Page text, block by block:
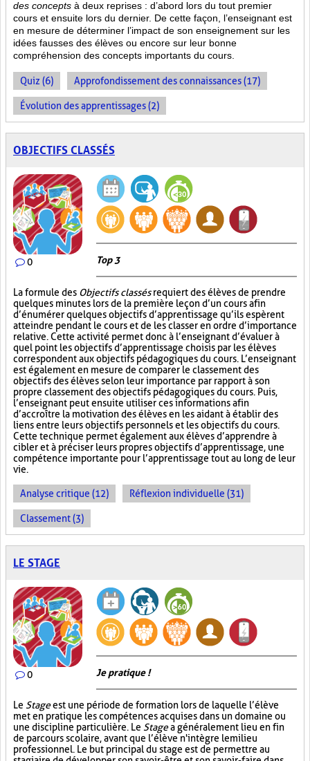
des concepts à deux reprises : d’abord lors du tout premier
cours et ensuite lors du dernier. De cette façon, l’enseignant est
en mesure de déterminer l’impact de son enseignement sur les
idées fausses des élèves ou encore sur leur bonne
compréhension des concepts importants du cours.
Quiz (6) Approfondissement des connaissances (17)
Évolution des apprentissages (2)
OBJECTIFS CLASSÉS
0 Top 3
La formule des Objectifs classésrequiert des élèves de prendre
quelques minutes lors de la première leçon d’un cours afin
d’énumérer quelques objectifs d’apprentissage qu’ils espèrent
atteindre pendant le cours et de les classer en ordre d’importance
relative. Cette activité permet donc à l’enseignant d’évaluer à
quel point les objectifs d’apprentissage choisis par les élèves
correspondent aux objectifs pédagogiques du cours. L’enseignant
est également en mesure de comparer le classement des
objectifs des élèves selon leur importance par rapport à son
propre classement des objectifs pédagogiques du cours. Puis,
l’enseignant peut ensuite utiliser ces informations afin
d’accroître la motivation des élèves en les aidant à établir des
liens entre leurs objectifs personnels et les objectifs du cours.
Cette technique permet également aux élèves d’apprendre à
cibler et à préciser leurs propres objectifs d’apprentissage, une
compétence importante pour l’apprentissage tout au long de leur
vie.
Analyse critique (12) Réflexion individuelle (31)
Classement (3)
LE STAGE
0 Je pratique !
Le Stageest une période de formation lors de laquelle l’élève
met en pratique les compétences acquises dans un domaine ou
une discipline particulière. Le Stagea généralement lieu en fin
de parcours scolaire, avant que l’élève n'intègre le milieu
professionnel. Le but principal du stage est de permettre au